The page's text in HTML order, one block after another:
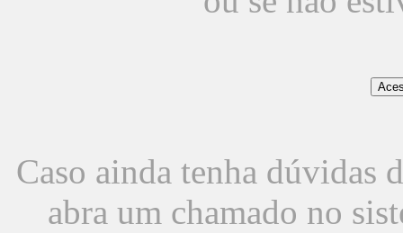
Caso ainda tenha dúvidas
abra um chamado no